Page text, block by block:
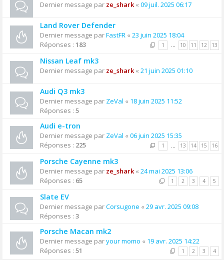
Dernier message par ze_shark« 09 juil. 2025 06:17
Land Rover Defender
Dernier message parFastFR « 23 juin 2025 18:04
Réponses : 183 1 … 10 11 12 13
Nissan Leaf mk3
Dernier message par ze_shark« 21 juin 2025 01:10
Audi Q3 mk3
Dernier message par ZeVal « 18 juin 2025 11:52
Réponses : 5
Audi e-tron
Dernier message par ZeVal « 06 juin 2025 15:35
Réponses : 225 1 … 13 14 15 16
Porsche Cayenne mk3
Dernier message par ze_shark« 24 mai 2025 13:06
Réponses : 65 1 2 3 4 5
Slate EV
Dernier message parCorsugone « 29 avr. 2025 09:08
Réponses : 3
Porsche Macan mk2
Dernier message paryour momo « 19 avr. 2025 14:22
Réponses : 51 1 2 3 4